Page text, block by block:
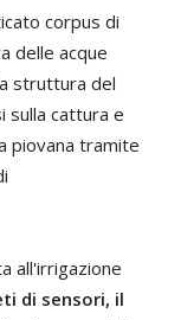
corpus di
delle acque
struttura del
sulla cattura e
piovana tramite
all'irrigazione
di sensori, il